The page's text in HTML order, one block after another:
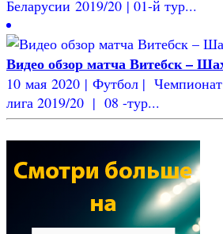
Беларусии 2019/20 | 01-й тур...
Видео обзор матча Витебск –
10 мая 2020 | Футбол |
лига 2019/20 | 08 -тур...